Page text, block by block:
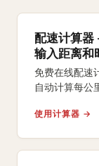
配速计算器
输入距离和
免费在线配速
自动计算每公
使用计算器 →